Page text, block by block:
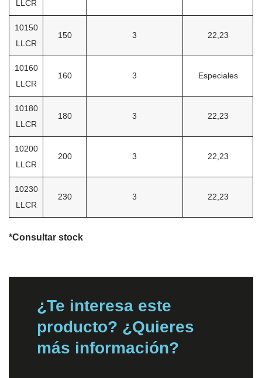
LLCR
10150
LLCR
150 3 22,23
10160
LLCR
160 3 Especiales
10180
LLCR
180 3 22,23
10200
LLCR
200 3 22,23
10230
LLCR
230 3 22,23
*Consultar stock
¿Te interesa este
producto? ¿Quieres
más información?